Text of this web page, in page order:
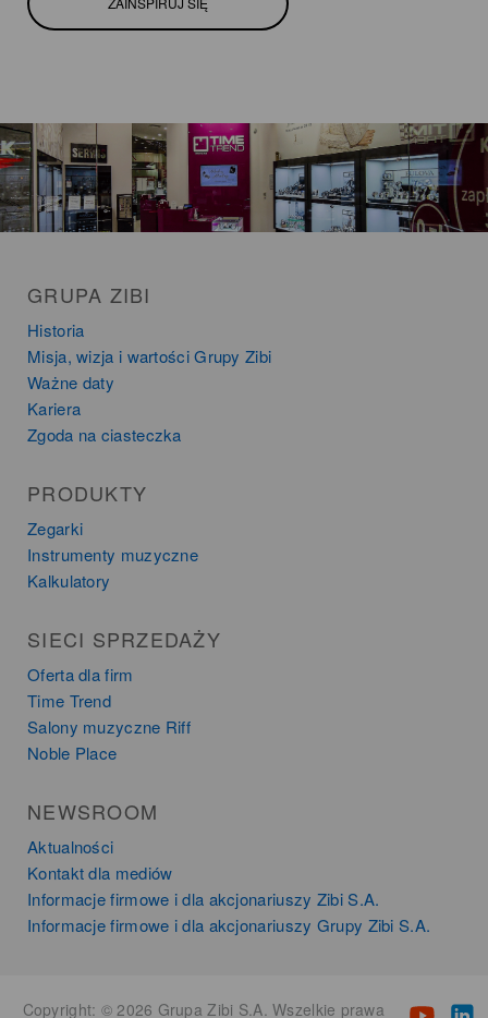
GRUPA ZIBI
Historia
Misja, wizja i wartości Grupy Zibi
Ważne daty
Kariera
Zgoda na ciasteczka
PRODUKTY
Zegarki
Instrumenty muzyczne
Kalkulatory
SIECI SPRZEDAŻY
Oferta dla firm
Time Trend
Salony muzyczne Riff
Noble Place
NEWSROOM
Aktualności
Kontakt dla mediów
Informacje firmowe i dla akcjonariuszy Zibi S.A.
Informacje firmowe i dla akcjonariuszy Grupy Zibi S.A.
Copyright: © 2026 Grupa Zibi S.A. Wszelkie prawa